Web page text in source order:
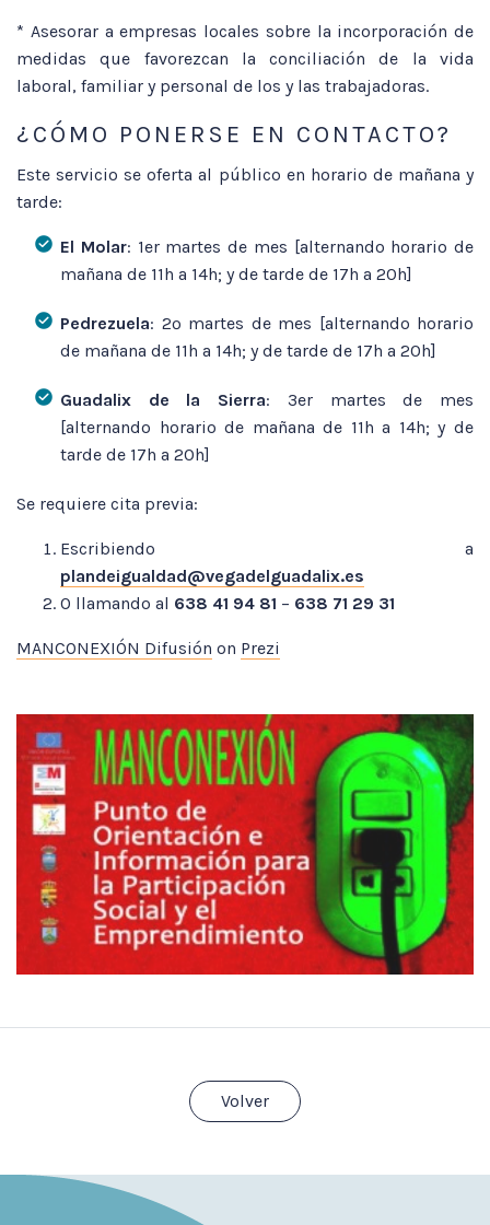
* Asesorar a empresas locales sobre la incorporación de
medidas que favorezcan la conciliación de la vida
laboral, familiar y personal de los y las trabajadoras.
¿CÓMO PONERSE EN CONTACTO?
Este servicio se oferta al público en horario de mañana y
tarde:
El Molar: 1er martes de mes [alternando horario de
mañana de 11h a 14h; y de tarde de 17h a 20h]
Pedrezuela: 2º martes de mes [alternando horario
de mañana de 11h a 14h; y de tarde de 17h a 20h]
Guadalix de la Sierra: 3er martes de mes
[alternando horario de mañana de 11h a 14h; y de
tarde de 17h a 20h]
Se requiere cita previa:
Escribiendo a
plandeigualdad@vegadelguadalix.es
O llamando al 638 41 94 81 – 638 71 29 31
MANCONEXIÓN Difusión on Prezi
Volver